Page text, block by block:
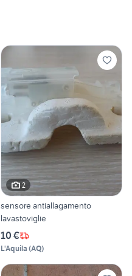
2
sensore antiallagamento
lavastoviglie
10 €
L'Aquila (AQ)